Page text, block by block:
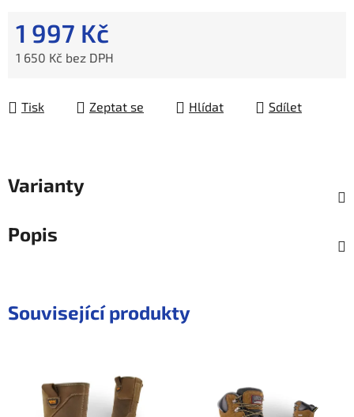
1 997 Kč
1 650 Kč bez DPH
Tisk
Zeptat se Hlídat Sdílet
Varianty
Popis
Související produkty